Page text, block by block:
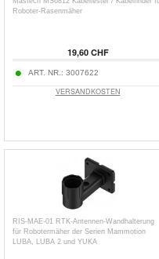
Roboter-Rasenmäher
19,60 CHF
ART. NR.: 3007622
VERSANDKOSTEN
RIS-MAE-01 RTK-Antennen-Wandhalterung
für Robotermäher der Serien Mammotion
LUBA, LUBA 2 und YUKA